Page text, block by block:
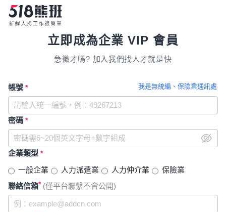
立即成為企業 VIP 會員
急徵才嗎? 加入我們找人才就是快
我是無統編、保險業通訊處
帳號 *
密碼 *
企業類型 *
一般企業 人力派遣業 人力仲介業
保險業
聯絡信箱* (僅平台聯繫不會公開)